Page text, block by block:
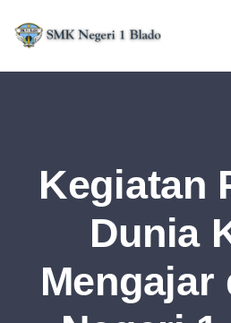
Kegiatan
Dunia
Mengajar